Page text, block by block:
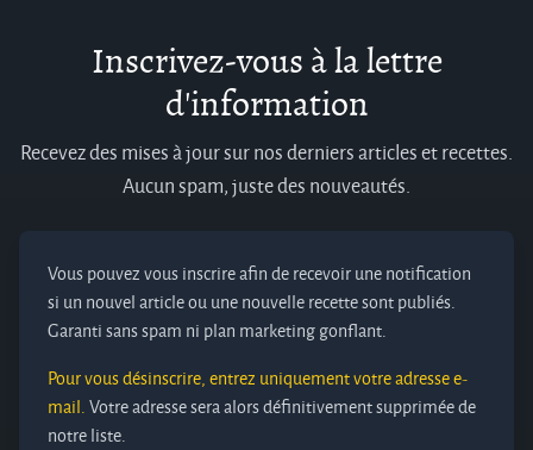
Inscrivez-vous à la lettre
d'information
Recevez des mises à jour sur nos derniers articles et recettes.
Aucun spam, juste des nouveautés.
Vous pouvez vous inscrire afin de recevoir une notification
si un nouvel article ou une nouvelle recette sont publiés.
Garanti sans spam ni plan marketing gonflant.
Pour vous désinscrire, entrez uniquement votre adresse e-
mail.Votre adresse sera alors définitivement supprimée de
notre liste.